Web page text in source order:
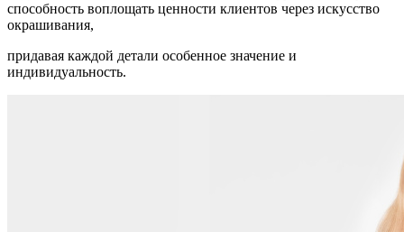
способность воплощать ценности клиентов через искусство
окрашивания,
придавая каждой детали особенное значение и
индивидуальность.